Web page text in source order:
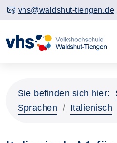
vhs@waldshut-tiengen.de
Sie befinden sich hier:
Sprachen
Italienisch